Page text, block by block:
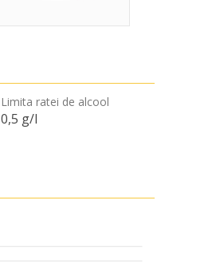
Limita ratei de alcool
0,5 g/l